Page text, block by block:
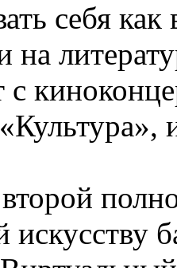
себя
на
с
второй